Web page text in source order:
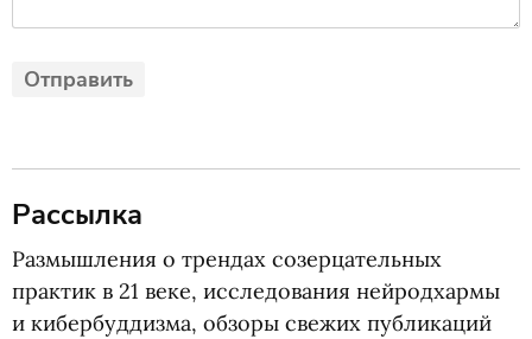
Рассылка
Размышления о трендах созерцательных
практик в 21 веке, исследования нейродхармы
и кибербуддизма, обзоры свежих публикаций